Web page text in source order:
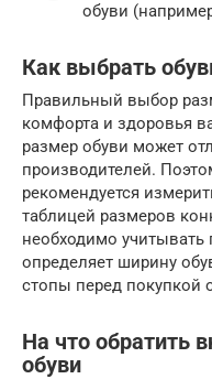
обуви
Как выбрать
Правильный выбор
комфорта и здоровья
размер обуви может
производителей.
рекомендуется
таблицей размеров
необходимо учитывать
определяет ширину
стопы перед покупкой
На что обратить
обуви